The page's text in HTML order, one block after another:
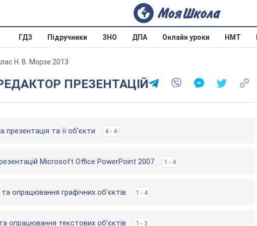
ГДЗ Підручники ЗНО ДПА Онлайн уроки НМТ
Н. В. Морзе 2013
РЕДАКТОР ПРЕЗЕНТАЦІЙ
презентація та її об’єкти 4 - 4
Microsoft Office PowerPoint 2007 1 - 4
опрацювання графічних об’єктів 1 - 4
опрацювання текстових об’єктів 1 - 3